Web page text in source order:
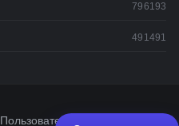
796193
491491
Пользовательское соглашение